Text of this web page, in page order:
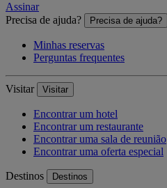
Assinar
Precisa de ajuda?
Precisa de ajuda?
Minhas reservas
Perguntas frequentes
Visitar Visitar
Encontrar um hotel
Encontrar um restaurante
Encontrar uma sala de reunião
Encontrar uma oferta especial
Destinos Destinos